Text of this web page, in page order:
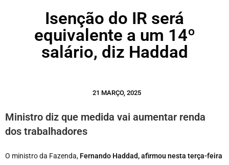
Isenção do IR será
equivalente a um 14º
salário, diz Haddad
21 MARÇO, 2025
Ministro diz que medida vai aumentar renda
dos trabalhadores
O ministro da Fazenda, Fernando Haddad, afirmou nesta terça-feira